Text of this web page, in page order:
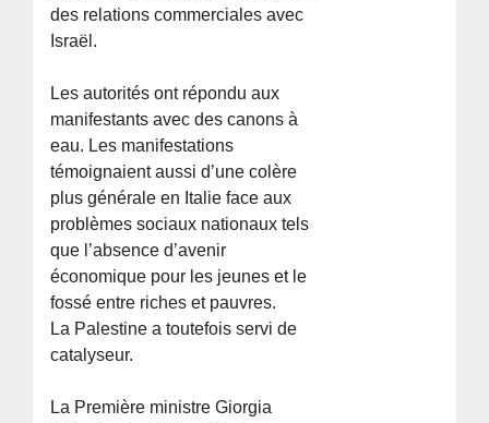
des relations commerciales avec
Israël.
Les autorités ont répondu aux
manifestants avec des canons à
eau. Les manifestations
témoignaient aussi d’une colère
plus générale en Italie face aux
problèmes sociaux nationaux tels
que l’absence d’avenir
économique pour les jeunes et le
fossé entre riches et pauvres.
La Palestine a toutefois servi de
catalyseur.
La Première ministre Giorgia